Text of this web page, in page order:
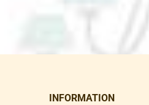
INFORMATION